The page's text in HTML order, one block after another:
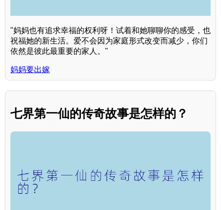
"妈妈也有追求幸福的权利呀！试着和她聊聊你的感受，也
祝福她的新生活。爱不会因为家庭形式改变而减少，你们
依然是彼此最重要的家人。"
妈妈要出嫁
七界第一仙的传奇故事是怎样的？